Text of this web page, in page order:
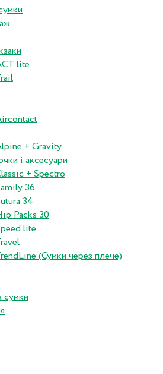
lite
+ Gravity
і аксесуари
+ Spectro
36
34
Packs 30
lite
(Сумки через плече)
сумки